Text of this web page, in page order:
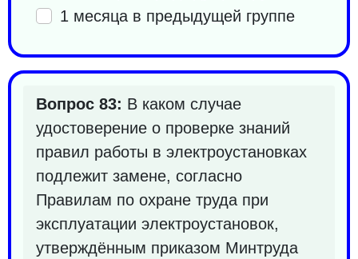
1 месяца в предыдущей группе
Вопрос 83: В каком случае
удостоверение о проверке знаний
правил работы в электроустановках
подлежит замене, согласно
Правилам по охране труда при
эксплуатации электроустановок,
утверждённым приказом Минтруда